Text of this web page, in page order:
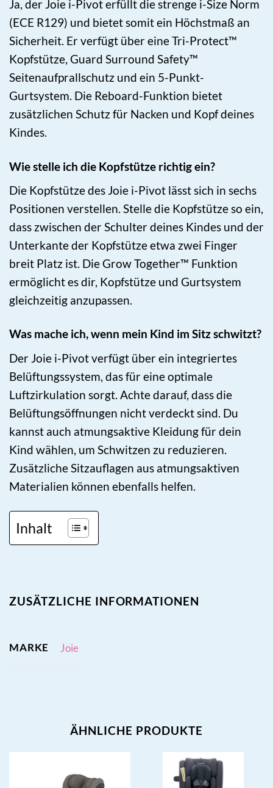
Ja, der Joie i-Pivot erfüllt die strenge i-Size Norm
(ECE R129) und bietet somit ein Höchstmaß an
Sicherheit. Er verfügt über eine Tri-Protect™
Kopfstütze, Guard Surround Safety™
Seitenaufprallschutz und ein 5-Punkt-
Gurtsystem. Die Reboard-Funktion bietet
zusätzlichen Schutz für Nacken und Kopf deines
Kindes.
Wie stelle ich die Kopfstütze richtig ein?
Die Kopfstütze des Joie i-Pivot lässt sich in sechs
Positionen verstellen. Stelle die Kopfstütze so ein,
dass zwischen der Schulter deines Kindes und der
Unterkante der Kopfstütze etwa zwei Finger
breit Platz ist. Die Grow Together™ Funktion
ermöglicht es dir, Kopfstütze und Gurtsystem
gleichzeitig anzupassen.
Was mache ich, wenn mein Kind im Sitz schwitzt?
Der Joie i-Pivot verfügt über ein integriertes
Belüftungssystem, das für eine optimale
Luftzirkulation sorgt. Achte darauf, dass die
Belüftungsöffnungen nicht verdeckt sind. Du
kannst auch atmungsaktive Kleidung für dein
Kind wählen, um Schwitzen zu reduzieren.
Zusätzliche Sitzauflagen aus atmungsaktiven
Materialien können ebenfalls helfen.
Inhalt
ZUSÄTZLICHE INFORMATIONEN
MARKE Joie
ÄHNLICHE PRODUKTE